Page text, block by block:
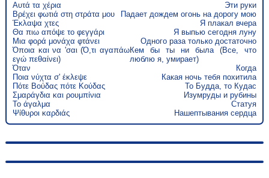
Αυτά τα χέρια
Эти руки
Βρέχει φωτιά στη στράτα μου
Падает дождем огонь на дорогу мою
Έκλαψα χτες
Я плакал вчера
Θα πιω απόψε το φεγγάρι
Я выпью сегодня луну
Μια φορά μονάχα φτάνει
Одного раза только достаточно
Όποια και να 'σαι (Ό,τι αγαπάω
εγώ πεθαίνει)
Кем бы ты ни была (Все, что
люблю я, умирает)
Όταν
Когда
Ποια νύχτα σ' έκλεψε
Какая ночь тебя похитила
Πότε Βούδας πότε Κούδας
То Будда, то Кудас
Σμαράγδια και ρουμπίνια
Изумруды и рубины
Το άγαλμα
Статуя
Ψίθυροι καρδιάς
Нашептывания сердца